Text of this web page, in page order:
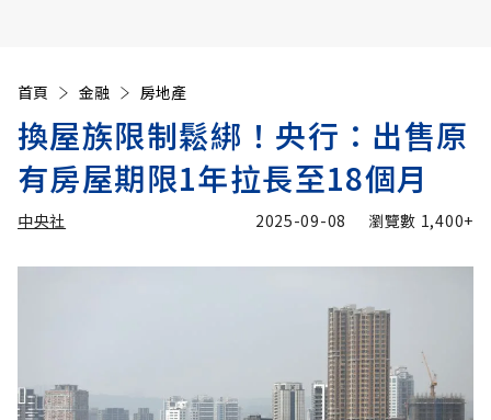
首頁 金融 房地產
換屋族限制鬆綁！央行：出售原
有房屋期限1年拉長至18個月
中央社 2025-09-08 瀏覽數 1,400+